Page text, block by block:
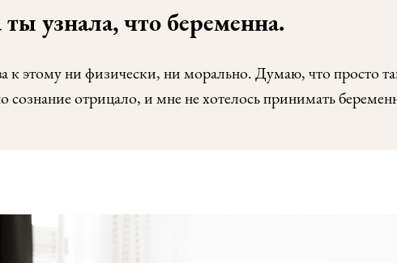
к этому ни физически, ни морально. Думаю, что просто
сознание отрицало, и мне не хотелось принимать
узнала, что беременна.